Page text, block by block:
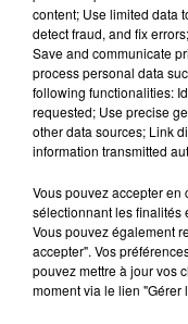
content; Use limited data
detect fraud, and fix
Save and communicate
process personal data
following functionalities:
requested; Use precise
other data sources; Link
information transmitted
Vous pouvez accepter en
sélectionnant les finalités
Vous pouvez également
accepter". Vos
pouvez mettre à jour vos
moment via le lien "Gérer